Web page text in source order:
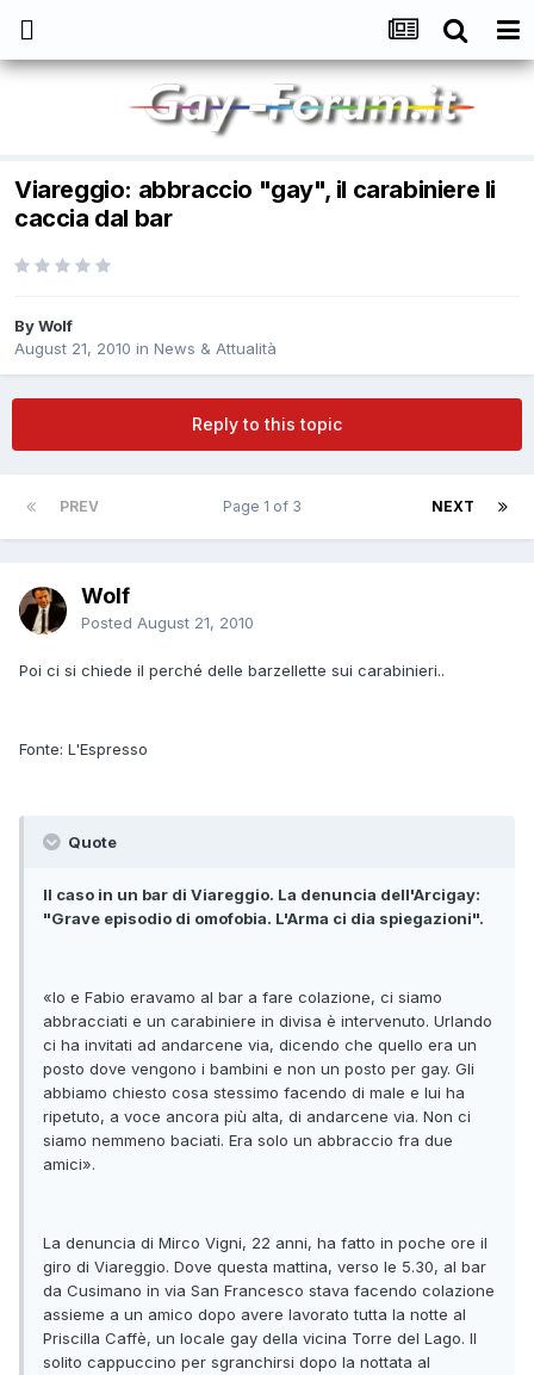
Viareggio: abbraccio "gay", il carabiniere li
caccia dal bar
ByWolf
August 21, 2010 in News & Attualità
Reply to this topic
PREV NEXT
Page 1 of 3
Wolf
Posted August 21, 2010
Poi ci si chiede il perché delle barzellette sui carabinieri..
Fonte: L'Espresso
Quote
Il caso in un bar di Viareggio. La denuncia dell'Arcigay:
"Grave episodio di omofobia. L'Arma ci dia spiegazioni".
«Io e Fabio eravamo al bar a fare colazione, ci siamo
abbracciati e un carabiniere in divisa è intervenuto. Urlando
ci ha invitati ad andarcene via, dicendo che quello era un
posto dove vengono i bambini e non un posto per gay. Gli
abbiamo chiesto cosa stessimo facendo di male e lui ha
ripetuto, a voce ancora più alta, di andarcene via. Non ci
siamo nemmeno baciati. Era solo un abbraccio fra due
amici».
La denuncia di Mirco Vigni, 22 anni, ha fatto in poche ore il
giro di Viareggio. Dove questa mattina, verso le 5.30, al bar
da Cusimano in via San Francesco stava facendo colazione
assieme a un amico dopo avere lavorato tutta la notte al
Priscilla Caffè, un locale gay della vicina Torre del Lago. Il
solito cappuccino per sgranchirsi dopo la nottata al